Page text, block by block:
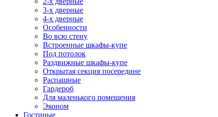
3-х дверные
4-х дверные
Особенности
Во всю стену
Встроенные шкафы-купе
Под потолок
Раздвижные шкафы-купе
Открытая секция посередине
Распашные
Гардероб
Для маленького помещения
Эконом
Гостиные